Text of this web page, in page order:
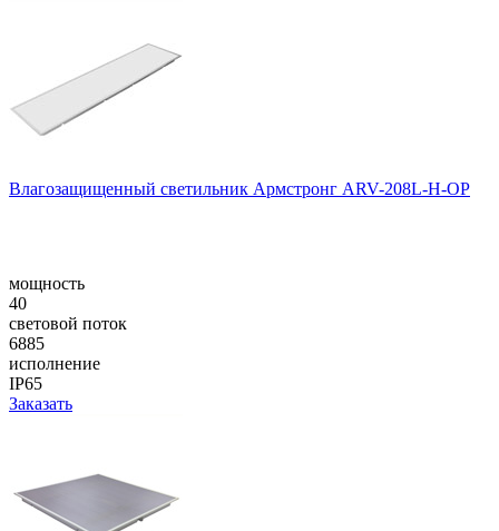
Влагозащищенный светильник Армстронг ARV-208L-H-OP
мощность
40
световой поток
6885
исполнение
IP65
Заказать